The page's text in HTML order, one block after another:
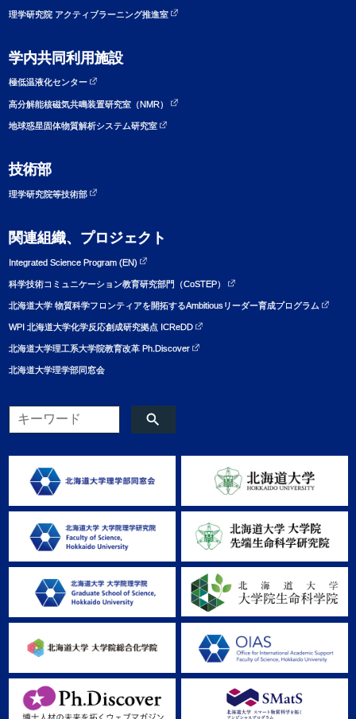
理学研究院 アクティブラーニング推進室
学内共同利用施設
極低温液化センター
高分解能核磁気共鳴装置研究室（NMR）
地球惑星固体物質解析システム研究室
技術部
理学研究院等技術部
関連組織、プロジェクト
Integrated Science Program (EN)
科学技術コミュニケーション教育研究部門（CoSTEP）
北海道大学 物質科学フロンティアを開拓するAmbitiousリーダー育成プログラム
WPI 北海道大学化学反応創成研究拠点 ICReDD
北海道大学理工系大学院教育改革 Ph.Discover
北海道大学理学部同窓会